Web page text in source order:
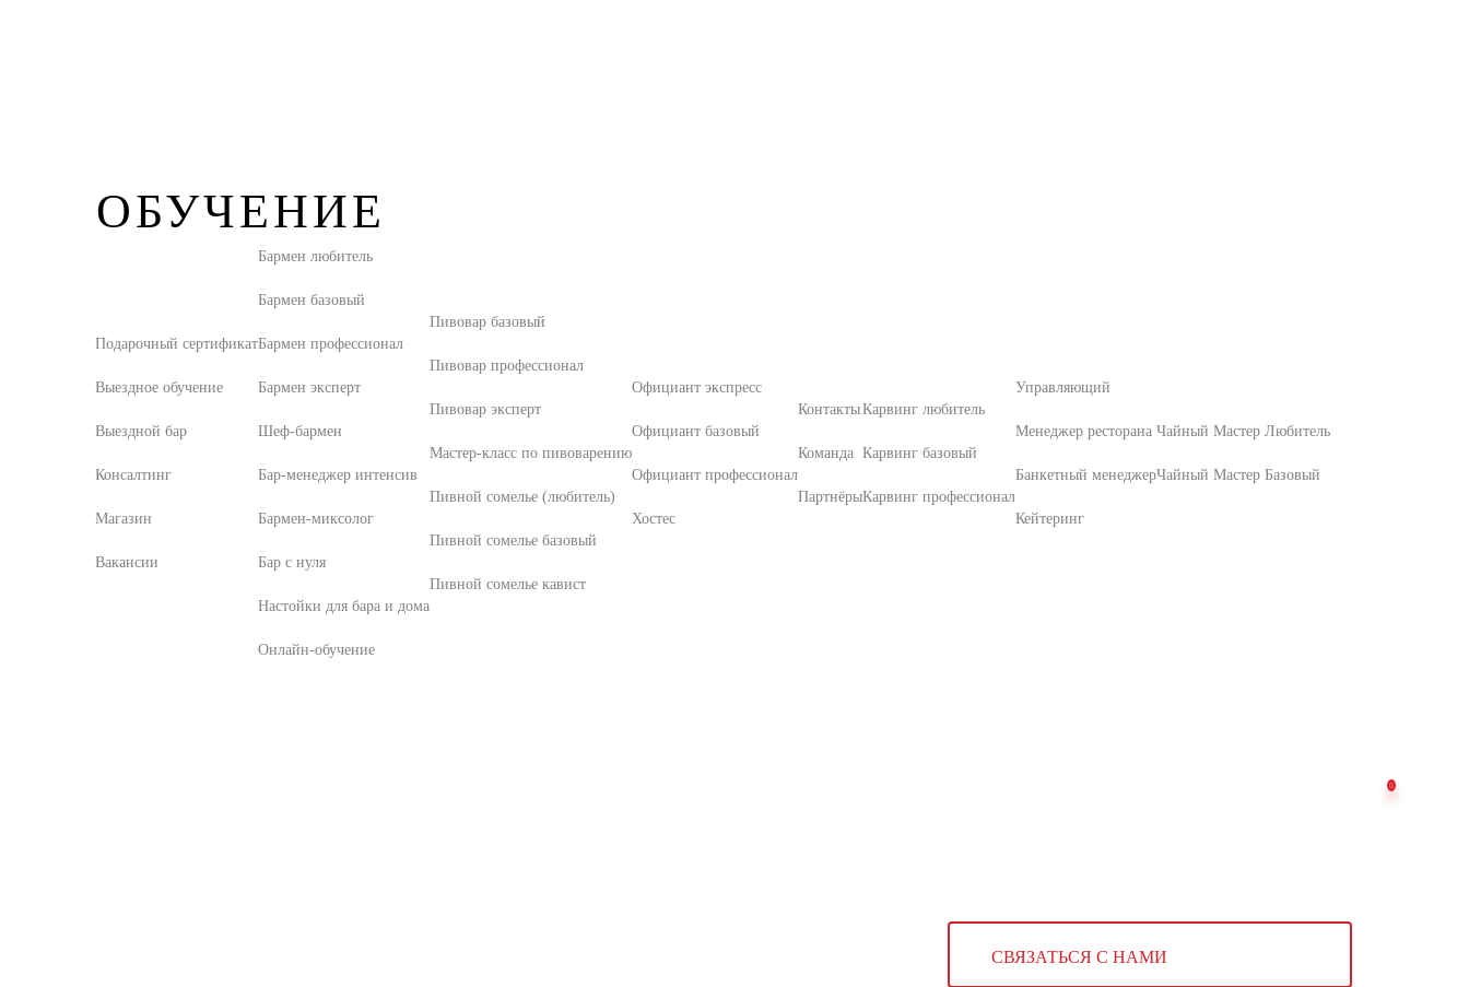
ОБУЧЕНИЕ
Подарочный сертификат
Выездное обучение
Выездной бар
Консалтинг
Магазин
Вакансии
Бармен любитель
Бармен базовый
Бармен профессионал
Бармен эксперт
Шеф-бармен
Бар-менеджер интенсив
Бармен-миксолог
Бар с нуля
Настойки для бара и дома
Онлайн-обучение
Пивовар базовый
Пивовар профессионал
Пивовар эксперт
Мастер-класс по пивоварению
Пивной сомелье (любитель)
Пивной сомелье базовый
Пивной сомелье кавист
Официант экспресс
Официант базовый
Официант профессионал
Хостес
Контакты
Команда
Партнёры
Карвинг любитель
Карвинг базовый
Карвинг профессионал
Управляющий
Менеджер ресторана
Банкетный менеджер
Кейтеринг
Чайный Мастер Любитель
Чайный Мастер Базовый
СВЯЗАТЬСЯ С НАМИ